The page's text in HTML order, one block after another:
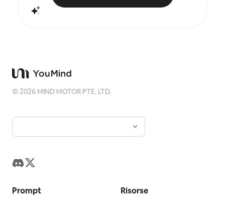
©2026 MIND MOTOR PTE. LTD.
Prompt Risorse